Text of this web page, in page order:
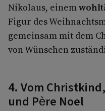
Nikolaus, einem
Figur des
gemeinsam mit dem
von Wünschen
4. Vom
und Père Noel